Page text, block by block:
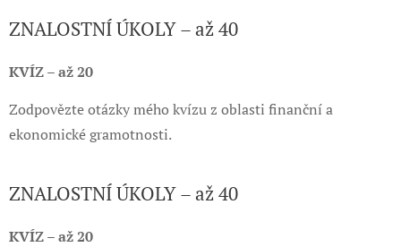
ZNALOSTNÍ ÚKOLY – až 40
KVÍZ – až 20
Zodpovězte otázky mého kvízu z oblasti finanční a
ekonomické gramotnosti.
ZNALOSTNÍ ÚKOLY – až 40
KVÍZ – až 20